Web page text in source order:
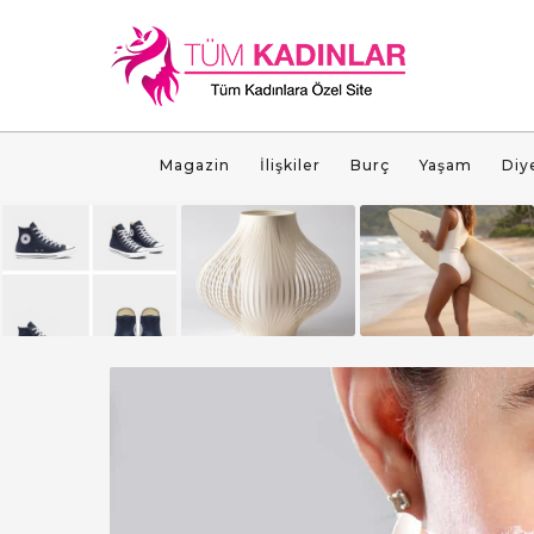
Magazin İlişkiler Burç Yaşam